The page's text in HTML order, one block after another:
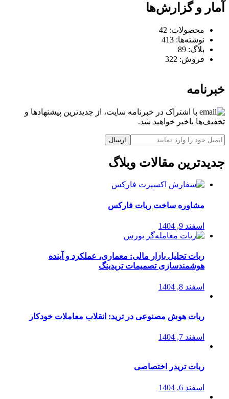
آمار و گزارش‌ها
محصولات: 42
نوشته‌ها: 413
بلاگ: 89
فروش: 322
خبرنامه
با اشتراک در خبرنامه سایت، از جدیدترین پیشنهادها و
تخفیف‌ها باخبر خواهید شد.
ارسال
جدیدترین مقالات وبلاگ
مشاوره ساخت ربات فارکس
اسفند 9, 1404
ربات تحلیل بازار مالی: معماری، عملکرد و آینده
هوشمندسازی تصمیمات تریدینگ
اسفند 8, 1404
ربات هوش مصنوعی در ترید: انقلاب معاملات خودکار
اسفند 7, 1404
ربات تریدر اختصاصی
اسفند 6, 1404